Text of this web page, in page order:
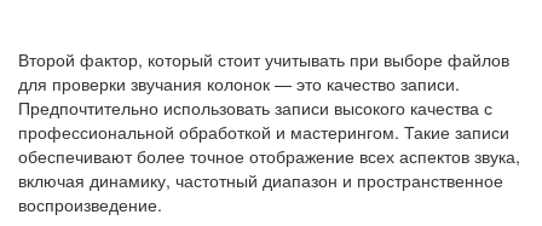
Второй фактор, который стоит учитывать при выборе файлов
для проверки звучания колонок — это качество записи.
Предпочтительно использовать записи высокого качества с
профессиональной обработкой и мастерингом. Такие записи
обеспечивают более точное отображение всех аспектов звука,
включая динамику, частотный диапазон и пространственное
воспроизведение.